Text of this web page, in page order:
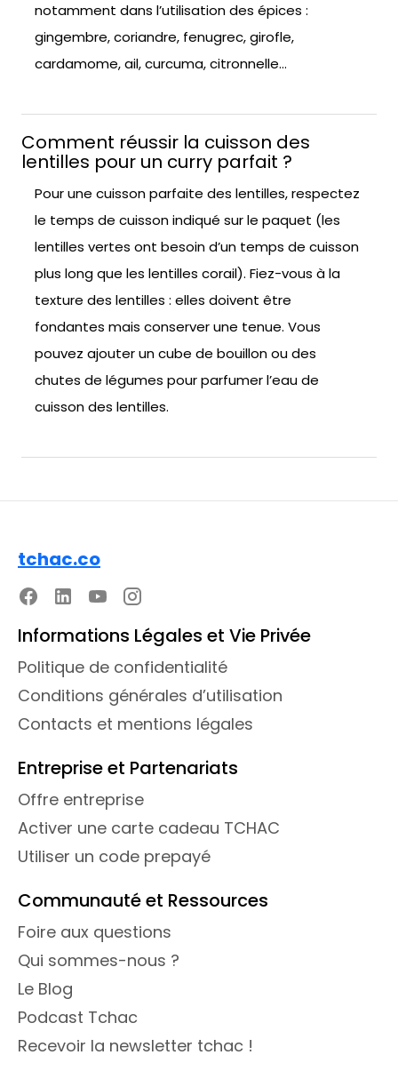
notamment dans l’utilisation des épices :
gingembre, coriandre, fenugrec, girofle,
cardamome, ail, curcuma, citronnelle…
Comment réussir la cuisson des
lentilles pour un curry parfait ?
Pour une cuisson parfaite des lentilles, respectez
le temps de cuisson indiqué sur le paquet (les
lentilles vertes ont besoin d’un temps de cuisson
plus long que les lentilles corail). Fiez-vous à la
texture des lentilles : elles doivent être
fondantes mais conserver une tenue. Vous
pouvez ajouter un cube de bouillon ou des
chutes de légumes pour parfumer l’eau de
cuisson des lentilles.
tchac.co
Informations Légales et Vie Privée
Politique de confidentialité
Conditions générales d’utilisation
Contacts et mentions légales
Entreprise et Partenariats
Offre entreprise
Activer une carte cadeau TCHAC
Utiliser un code prepayé
Communauté et Ressources
Foire aux questions
Qui sommes-nous ?
Le Blog
Podcast Tchac
Recevoir la newsletter tchac !